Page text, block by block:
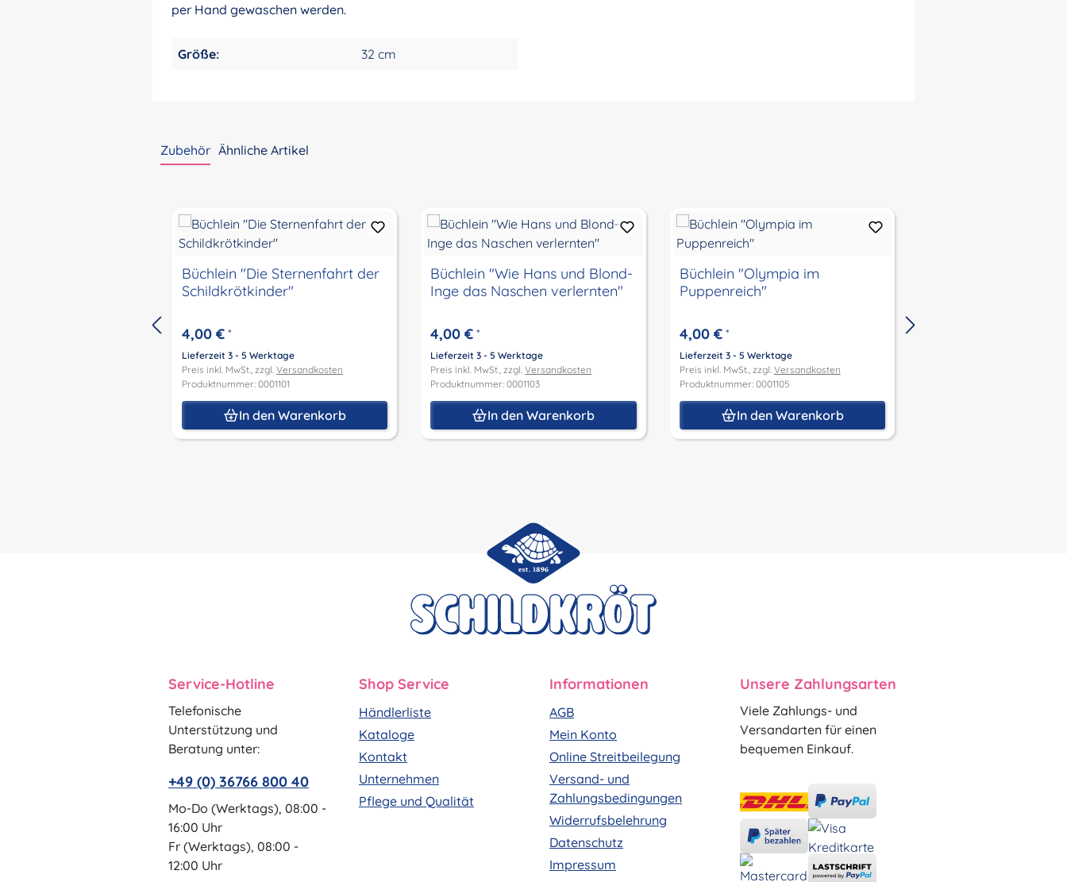
per Hand gewaschen werden.
Größe: 32 cm
Zubehör Ähnliche Artikel
Büchlein "Die Sternenfahrt der
Schildkrötkinder"
4,00 € *
Lieferzeit 3 - 5 Werktage
Preis inkl. MwSt., zzgl. Versandkosten
Produktnummer: 0001101
In den Warenkorb
Büchlein "Wie Hans und Blond-
Inge das Naschen verlernten"
4,00 € *
Lieferzeit 3 - 5 Werktage
Preis inkl. MwSt., zzgl.Versandkosten
Produktnummer: 0001103
In den Warenkorb
Büchlein "Olympia im
Puppenreich"
4,00 €*
Lieferzeit 3 - 5 Werktage
Preis inkl. MwSt., zzgl. Versandkosten
Produktnummer: 0001105
In den Warenkorb
Service-Hotline
Telefonische
Unterstützung und
Beratung unter:
+49 (0) 36766 800 40
Mo-Do (Werktags), 08:00 -
16:00 Uhr
Fr (Werktags), 08:00 -
12:00 Uhr
Shop Service
Händlerliste
Kataloge
Kontakt
Unternehmen
Pflege und Qualität
Informationen
AGB
Mein Konto
Online Streitbeilegung
Versand- und
Zahlungsbedingungen
Widerrufsbelehrung
Datenschutz
Impressum
Unsere Zahlungsarten
Viele Zahlungs- und
Versandarten für einen
bequemen Einkauf.